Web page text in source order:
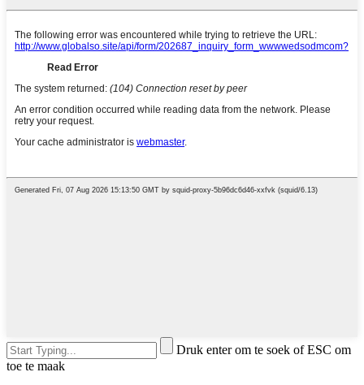
Druk enter om te soek of ESC om
toe te maak